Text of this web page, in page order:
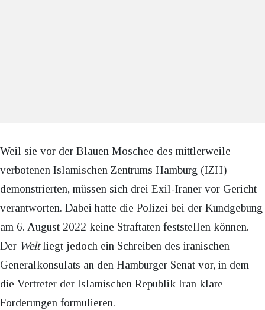
Weil sie vor der Blauen Moschee des mittlerweile
verbotenen Islamischen Zentrums Hamburg (IZH)
demonstrierten, müssen sich drei Exil-Iraner vor Gericht
verantworten. Dabei hatte die Polizei bei der Kundgebung
am 6. August 2022 keine Straftaten feststellen können.
Der Weltliegt jedoch ein Schreiben des iranischen
Generalkonsulats an den Hamburger Senat vor, in dem
die Vertreter der Islamischen Republik Iran klare
Forderungen formulieren.